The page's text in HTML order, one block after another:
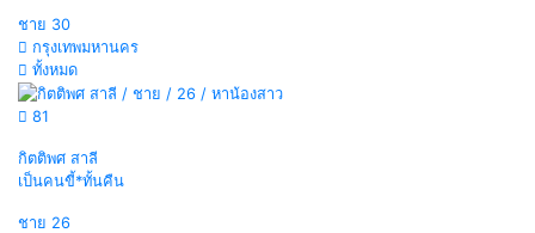
ชาย 30
กรุงเทพมหานคร
ทั้งหมด
81
กิตติพศ สาลี
เป็นคนขี้*ทั้นคืน
ชาย 26